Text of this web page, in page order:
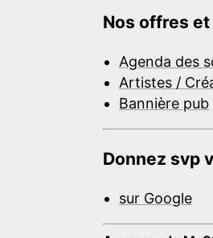
Nos offres
Agenda des
Artistes /
Bannière pub
Donnez svp
sur Google